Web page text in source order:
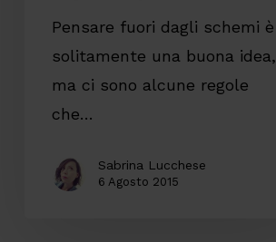
Pensare fuori dagli schemi è
solitamente una buona idea,
ma ci sono alcune regole
che…
Sabrina Lucchese
6 Agosto 2015